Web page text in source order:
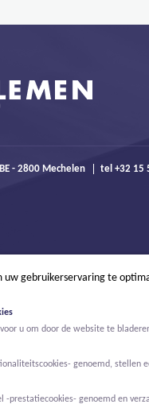
BE - 2800 Mechelen tel +32 15
uw gebruikerservaring te
u om door de website te
genoemd,
-prestatiecookies- genoemd en